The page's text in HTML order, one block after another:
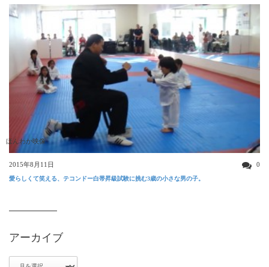
ほんわか映像
2015年8月11日 0
愛らしくて笑える、テコンドー白帯昇級試験に挑む3歳の小さな男の子。
アーカイブ